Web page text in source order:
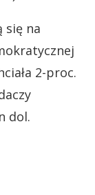
się na
2-proc.
dol.